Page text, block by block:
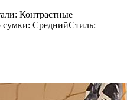
Контрастные
СреднийСтиль: